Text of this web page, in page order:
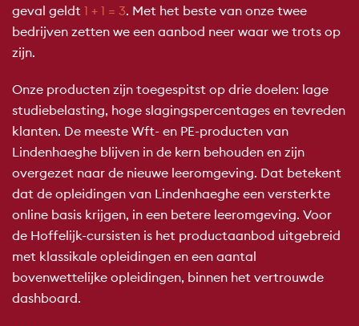
geval geldt 1 + 1 = 3. Met het beste van onze twee
bedrijven zetten we een aanbod neer waar we trots op
zijn.
Onze producten zijn toegespitst op drie doelen: lage
studiebelasting, hoge slagingspercentages en tevreden
klanten. De meeste Wft- en PE-producten van
Lindenhaeghe blijven in de kern behouden en zijn
overgezet naar de nieuwe leeromgeving. Dat betekent
dat de opleidingen van Lindenhaeghe een versterkte
online basis krijgen, in een betere leeromgeving. Voor
de Hoffelijk-cursisten is het productaanbod uitgebreid
met klassikale opleidingen en een aantal
bovenwettelijke opleidingen, binnen het vertrouwde
dashboard.